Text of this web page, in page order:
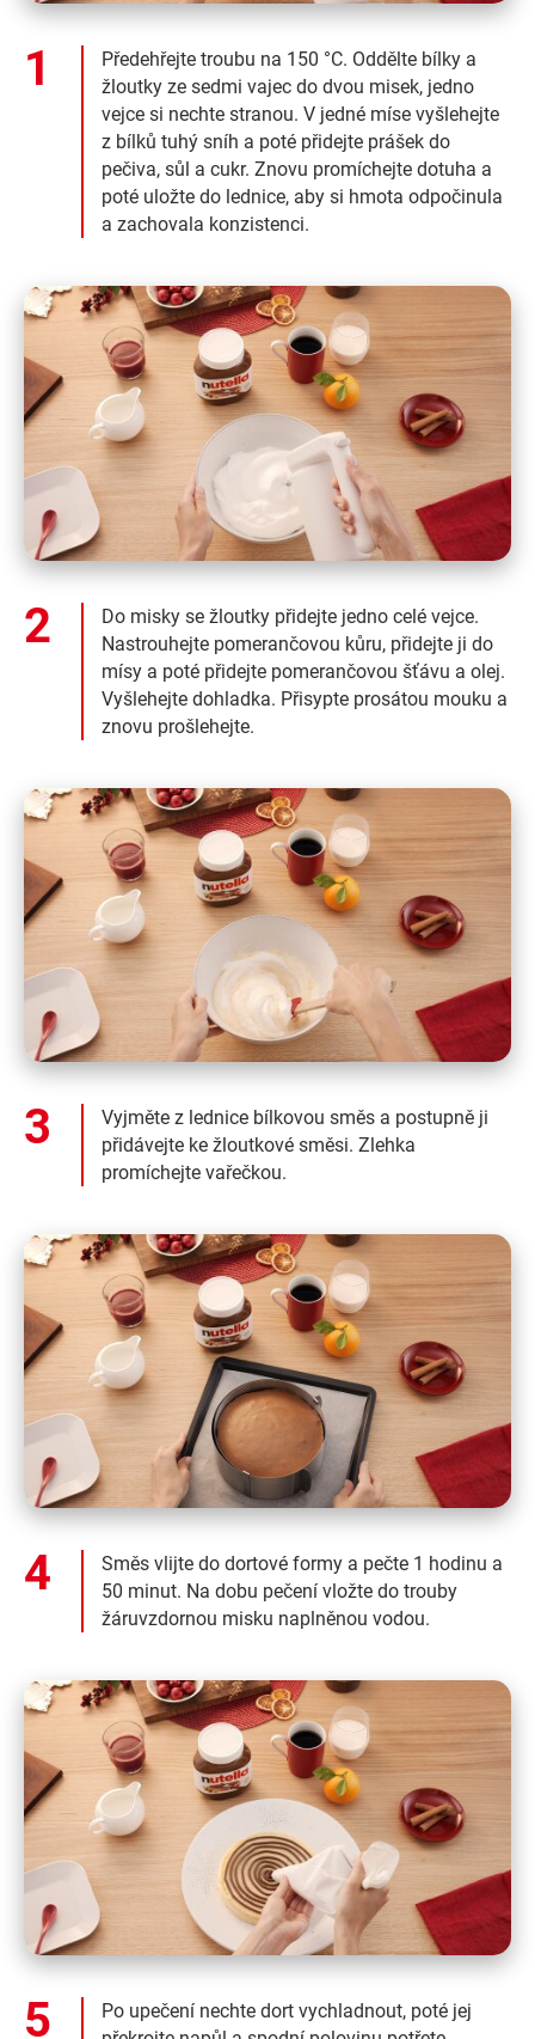
Předehřejte troubu na 150 °C. Oddělte bílky a
žloutky ze sedmi vajec do dvou misek, jedno
vejce si nechte stranou. V jedné míse vyšlehejte
z bílků tuhý sníh a poté přidejte prášek do
pečiva, sůl a cukr. Znovu promíchejte dotuha a
poté uložte do lednice, aby si hmota odpočinula
a zachovala konzistenci.
Do misky se žloutky přidejte jedno celé vejce.
Nastrouhejte pomerančovou kůru, přidejte ji do
mísy a poté přidejte pomerančovou šťávu a olej.
Vyšlehejte dohladka. Přisypte prosátou mouku a
znovu prošlehejte.
Vyjměte z lednice bílkovou směs a postupně ji
přidávejte ke žloutkové směsi. Zlehka
promíchejte vařečkou.
Směs vlijte do dortové formy a pečte 1 hodinu a
50 minut. Na dobu pečení vložte do trouby
žáruvzdornou misku naplněnou vodou.
Po upečení nechte dort vychladnout, poté jej